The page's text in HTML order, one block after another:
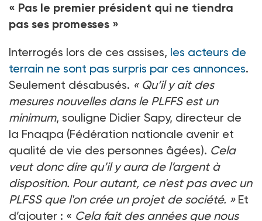
« Pas le premier président qui ne tiendra
pas ses promesses »
Interrogés lors de ces assises, les acteurs de
terrain ne sont pas surpris par ces annonces.
Seulement désabusés. « Qu’il y ait des
mesures nouvelles dans le PLFFS est un
minimum, souligne Didier Sapy, directeur de
la Fnaqpa (Fédération nationale avenir et
qualité de vie des personnes âgées). Cela
veut donc dire qu’il y aura de l’argent à
disposition. Pour autant, ce n'est pas avec un
PLFSS que l'on crée un projet de société. » Et
d’ajouter : « Cela fait des années que nous